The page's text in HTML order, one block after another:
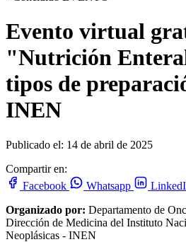
Evento virtual
"Nutrición
tipos de
INEN
Publicado el: 14 de abril de 2025
Compartir en:
Facebook
Whatsapp
Organizado por: Departamento de
Dirección de Medicina del Instituto
Neoplásicas - INEN